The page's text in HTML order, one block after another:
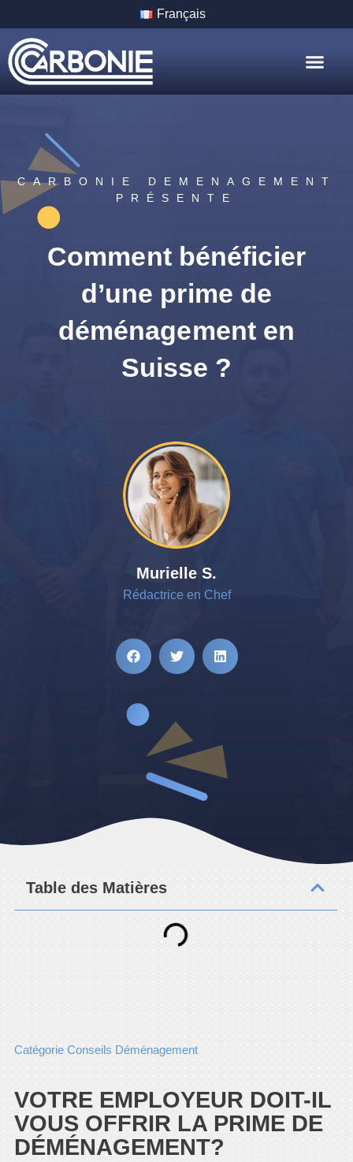
Français
CARBONIE DEMENAGEMENT
PRÉSENTE
Comment bénéficier
d’une prime de
déménagement en
Suisse ?
Murielle S.
Rédactrice en Chef
Table des Matières
Catégorie Conseils Déménagement
VOTRE EMPLOYEUR DOIT-IL
VOUS OFFRIR LA PRIME DE
DÉMÉNAGEMENT?